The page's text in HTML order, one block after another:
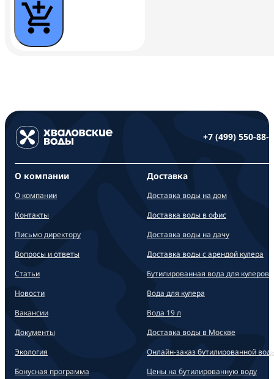
+7 (499) 550-88-
О компании
О компании
Контакты
Письмо директору
Вопросы и ответы
Статьи
Новости
Вакансии
Документы
Экология
Бонусная программа
Доставка
Доставка воды на дом
Доставка воды в офис
Доставка воды на дачу
Доставка воды с арендой кулера
Бутилированная вода для кулеров
Вода для кулера
Вода 19 л
Доставка воды в Москве
Онлайн-заказ бутилированной
Цены на бутилированную воду